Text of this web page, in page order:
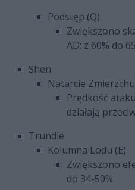
Podstęp (Q)
Zwiększono
AD: z 60% do
Shen
Natarcie
Prędkość
działają
Trundle
Kolumna Lodu (E)
Zwiększono
do 34-50%.